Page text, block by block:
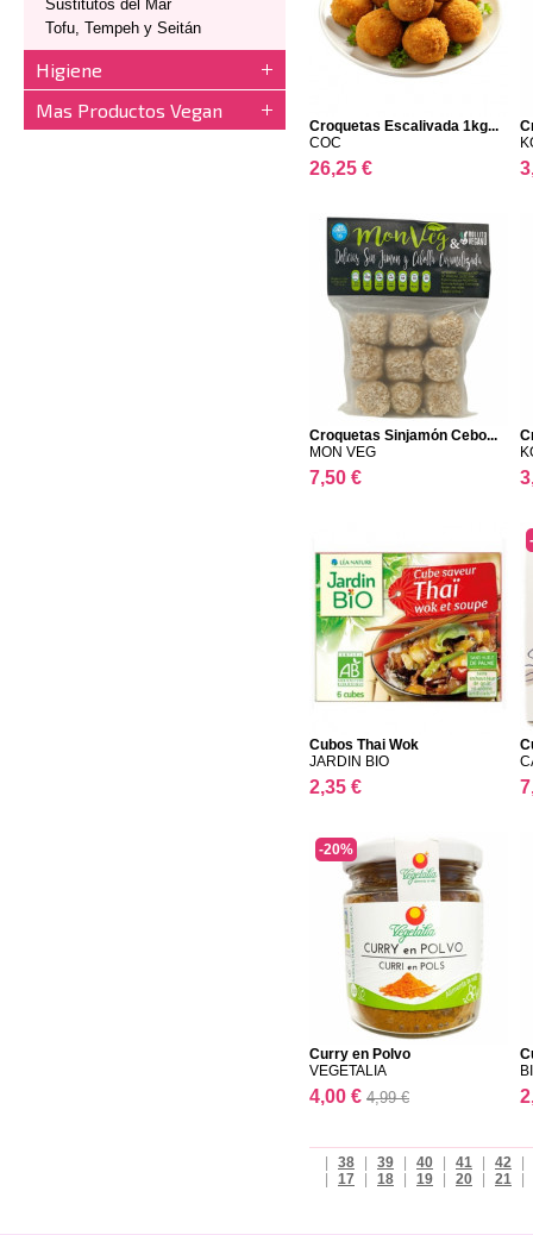
Sustitutos del Mar
Tofu, Tempeh y Seitán
Higiene
Mas Productos Vegan
Croquetas Escalivada 1kg...
COC
26,25 €
Croquetas Sinjamón Cebo...
MON VEG
7,50 €
Cubos Thai Wok
JARDIN BIO
2,35 €
Curry en Polvo
VEGETALIA
4,00 € 4,99 €
-20%
42
41
40
39
38
21
20
19
18
17